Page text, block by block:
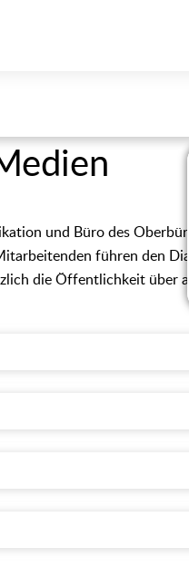
und Büro des
führen den
die Öffentlichkeit über